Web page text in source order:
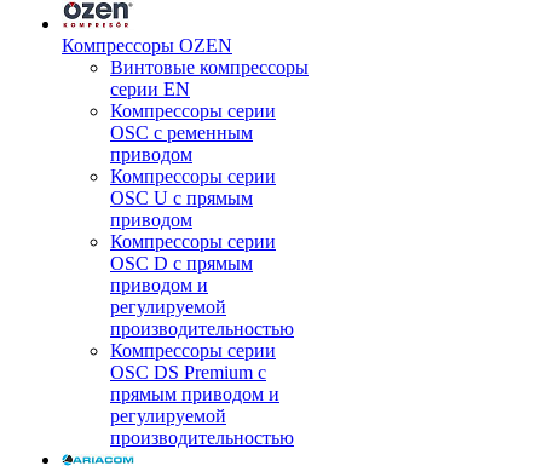
Компрессоры OZEN
Винтовые компрессоры
серии EN
Компрессоры серии
OSC с ременным
приводом
Компрессоры серии
OSC U с прямым
приводом
Компрессоры серии
OSC D с прямым
приводом и
регулируемой
производительностью
Компрессоры серии
OSC DS Premium с
прямым приводом и
регулируемой
производительностью